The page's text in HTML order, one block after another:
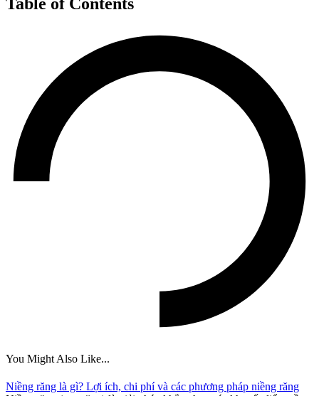
You Might Also Like...
Niềng răng là gì? Lợi ích, chi phí và các phương pháp niềng răng